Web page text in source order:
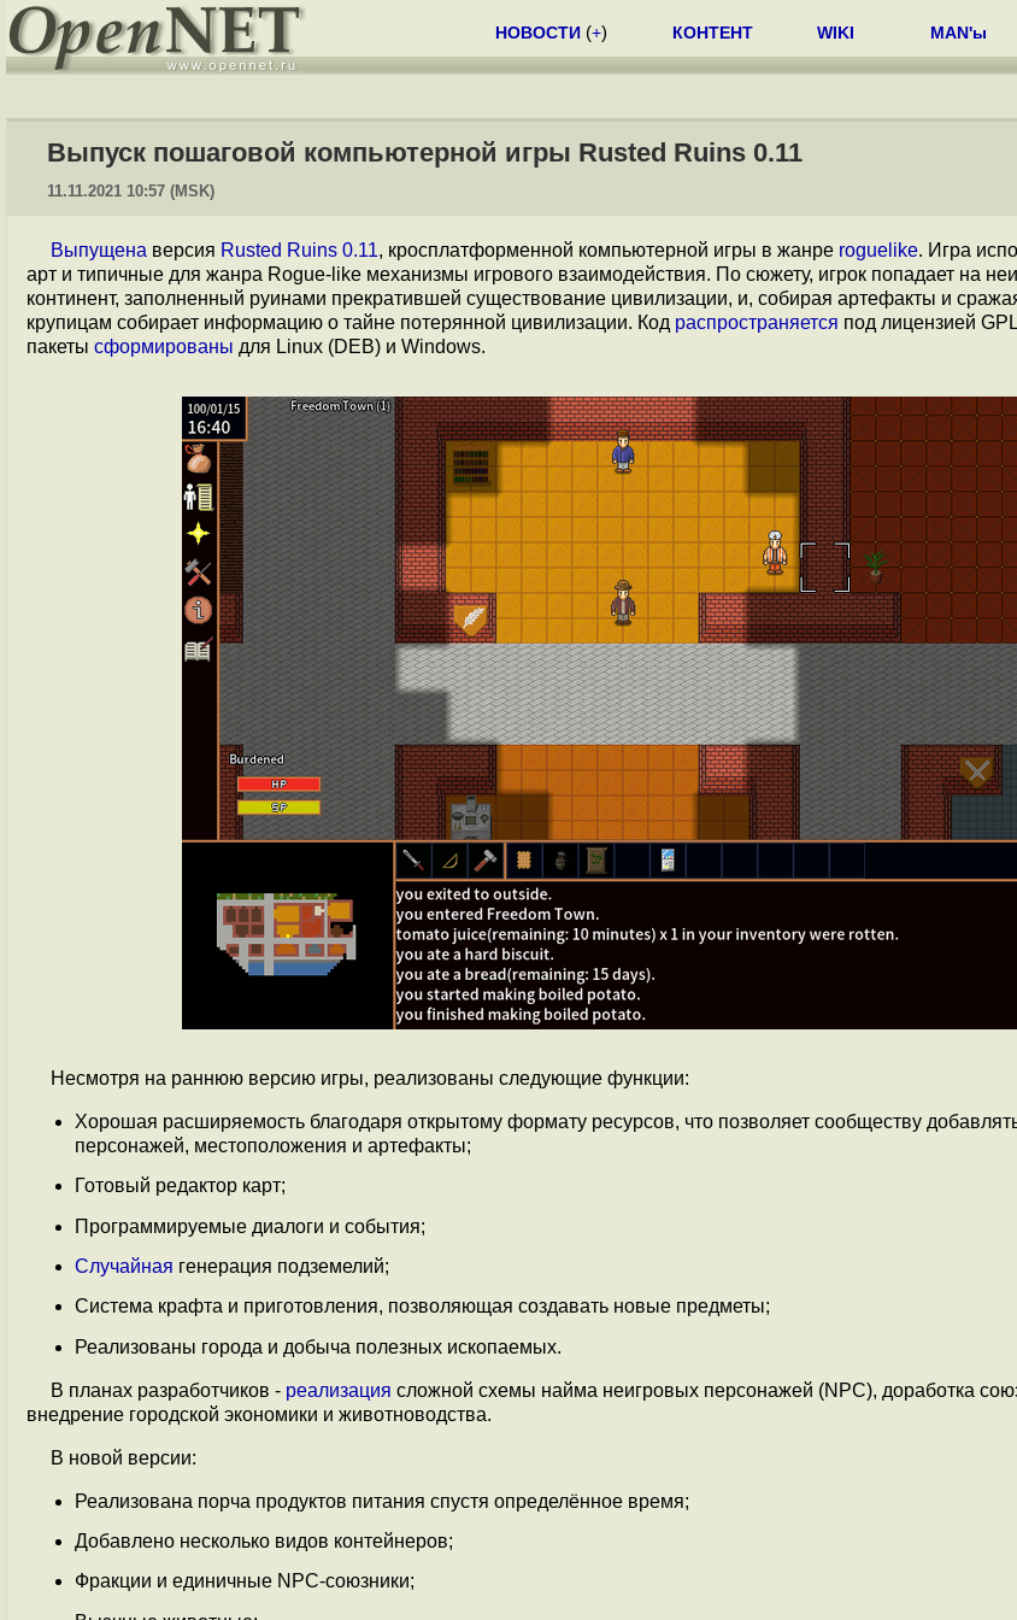
НОВОСТИ (+) КОНТЕНТ WIKI MAN'ы
Выпуск пошаговой компьютерной игры Rusted Ruins 0.11
11.11.2021 10:57 (MSK)
Выпущена версия Rusted Ruins 0.11, кросплатформенной компьютерной игры в жанре roguelike. Игра
арт и типичные для жанра Rogue-like механизмы игрового взаимодействия. По сюжету, игрок попадает на
континент, заполненный руинами прекратившей существование цивилизации, и, собирая артефакты и
крупицам собирает информацию о тайне потерянной цивилизации. Код распространяется под лицензией
пакеты сформированы для Linux (DEB) и Windows.
Несмотря на раннюю версию игры, реализованы следующие функции:
Хорошая расширяемость благодаря открытому формату ресурсов, что позволяет сообществу
персонажей, местоположения и артефакты;
Готовый редактор карт;
Программируемые диалоги и события;
Случайная генерация подземелий;
Система крафта и приготовления, позволяющая создавать новые предметы;
Реализованы города и добыча полезных ископаемых.
В планах разработчиков - реализация сложной схемы найма неигровых персонажей (NPC), доработка
внедрение городской экономики и животноводства.
В новой версии:
Реализована порча продуктов питания спустя определённое время;
Добавлено несколько видов контейнеров;
Фракции и единичные NPC-союзники;